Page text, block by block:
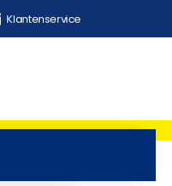
Klantenservice